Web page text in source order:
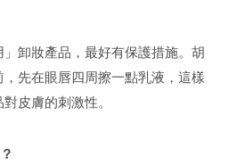
卸妝產品，最好有保護措施。胡
先在眼唇四周擦一點乳液，這樣
皮膚的刺激性。